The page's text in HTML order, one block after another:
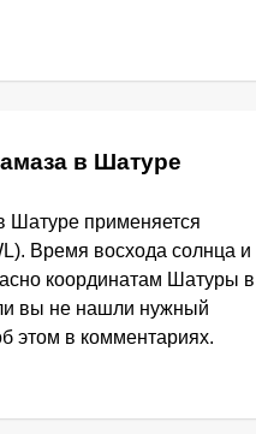
в Шатуре
Шатуре применяется
Время восхода солнца и
координатам Шатуры в
вы не нашли нужный
этом в комментариях.